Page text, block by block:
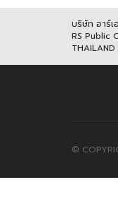
บริษัท อาร์เ
RS Public
THAILAND
©